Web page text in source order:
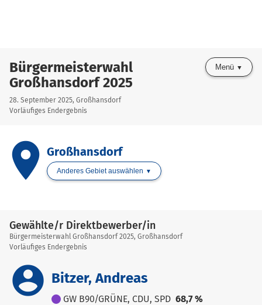
Bürgermeisterwahl
Großhansdorf 2025
28. September 2025, Großhansdorf
Vorläufiges Endergebnis
Menü
placeGroßhansdorf
Anderes Gebiet auswählen
Gewählte/r Direktbewerber/in
Bürgermeisterwahl Großhansdorf 2025, Großhansdorf
Vorläufiges Endergebnis
account_circle Bitzer, Andreas
GW B90/GRÜNE, CDU, SPD 68,7 %